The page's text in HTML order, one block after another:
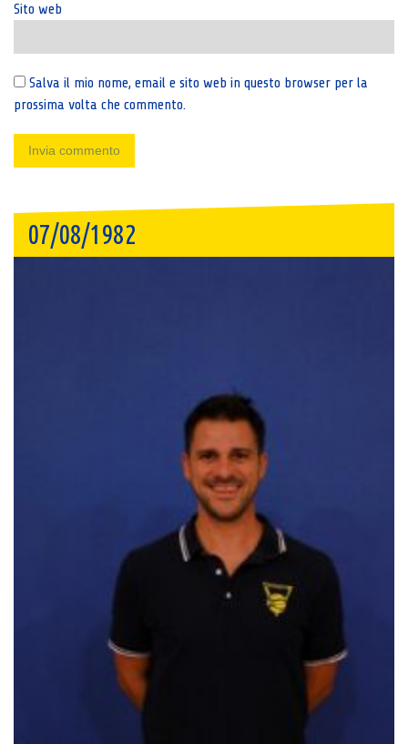
Sito web
Salva il mio nome, email e sito web in questo browser per la
prossima volta che commento.
07/08/1982